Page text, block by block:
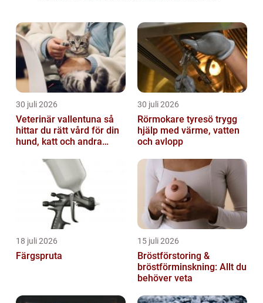
30 juli 2026
Veterinär vallentuna så
hittar du rätt vård för din
hund, katt och andra
30 juli 2026
Rörmokare tyresö trygg
hjälp med värme, vatten
och avlopp
18 juli 2026
Färgspruta
15 juli 2026
Bröstförstoring &
bröstförminskning: Allt du
behöver veta